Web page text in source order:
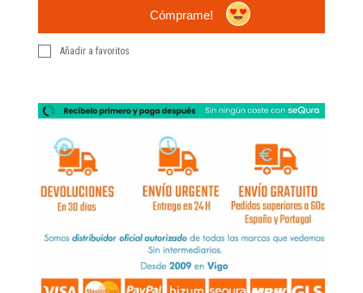
Cómprame!
Añadir a favoritos